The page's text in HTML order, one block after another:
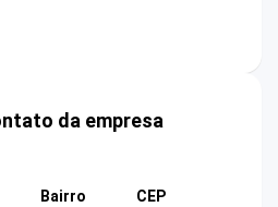
da empresa
Bairro
CEP